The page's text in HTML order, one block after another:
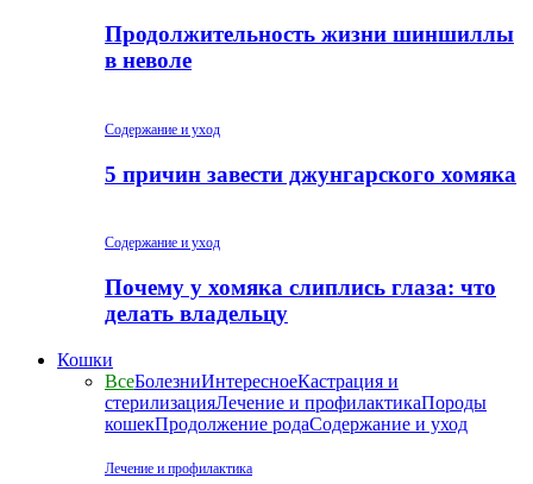
Продолжительность жизни шиншиллы
в неволе
Содержание и уход
5 причин завести джунгарского хомяка
Содержание и уход
Почему у хомяка слиплись глаза: что
делать владельцу
Кошки
ВсеБолезниИнтересноеКастрация и
стерилизацияЛечение и профилактикаПороды
кошекПродолжение родаСодержание и уход
Лечение и профилактика